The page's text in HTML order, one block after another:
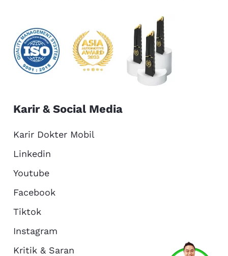
Karir & Social Media
Karir Dokter Mobil
Linkedin
Youtube
Facebook
Tiktok
Instagram
Kritik & Saran